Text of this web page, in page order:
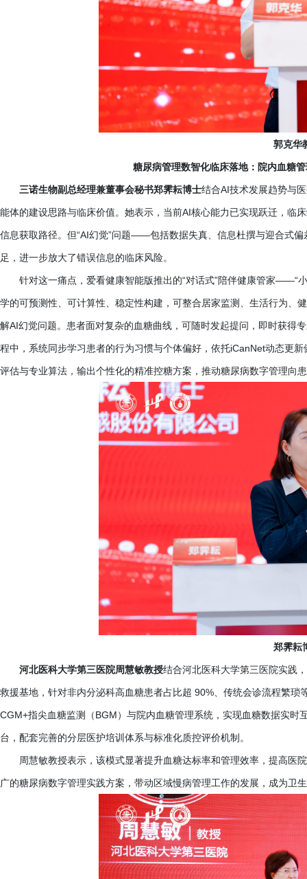
郭克华
糖尿病管理数智化临床落地：院内血糖
三诺生物副总经理兼董事会秘书郑霁耘博士结合AI技术发展趋势与
能体的建设思路与临床价值。她表示，当前AI核心能力已实现跃迁，临
信息获取路径。但“AI幻觉”问题——包括数据失真、信息杜撰与迎合式
足，进一步放大了错误信息的临床风险。
针对这一痛点，爱看健康智能版推出的“对话式”陪伴健康管家——“
学的可预测性、可计算性、稳定性构建，可整合居家监测、生活行为、
解AI幻觉问题。患者面对复杂的血糖曲线，可随时发起提问，即时获得
程中，系统同步学习患者的行为习惯与个体偏好，依托iCanNet动态更
评估与专业算法，输出个性化的精准控糖方案，推动糖尿病数字管理向
郑霁耘
河北医科大学第三医院周慧敏教授结合河北医科大学第三医院实践
救援基地，针对非内分泌科高血糖患者占比超 90%、传统会诊流程繁琐
CGM+指尖血糖监测（BGM）与院内血糖管理系统，实现血糖数据实
台，配套完善的分层医护培训体系与标准化质控评价机制。
周慧敏教授表示，该模式显著提升血糖达标率和管理效率，提高医
广的糖尿病数字管理实践方案，带动区域慢病管理工作的发展，成为卫